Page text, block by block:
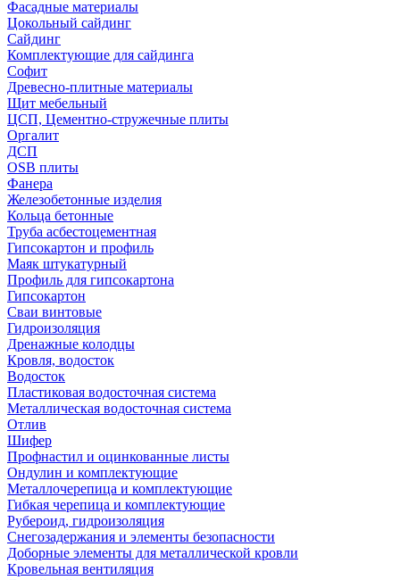
Фасадные материалы
Цокольный сайдинг
Сайдинг
Комплектующие для сайдинга
Софит
Древесно-плитные материалы
Щит мебельный
ЦСП, Цементно-стружечные плиты
Оргалит
ДСП
OSB плиты
Фанера
Железобетонные изделия
Кольца бетонные
Труба асбестоцементная
Гипсокартон и профиль
Маяк штукатурный
Профиль для гипсокартона
Гипсокартон
Сваи винтовые
Гидроизоляция
Дренажные колодцы
Кровля, водосток
Водосток
Пластиковая водосточная система
Металлическая водосточная система
Отлив
Шифер
Профнастил и оцинкованные листы
Ондулин и комплектующие
Металлочерепица и комплектующие
Гибкая черепица и комплектующие
Рубероид, гидроизоляция
Снегозадержания и элементы безопасности
Доборные элементы для металлической кровли
Кровельная вентиляция